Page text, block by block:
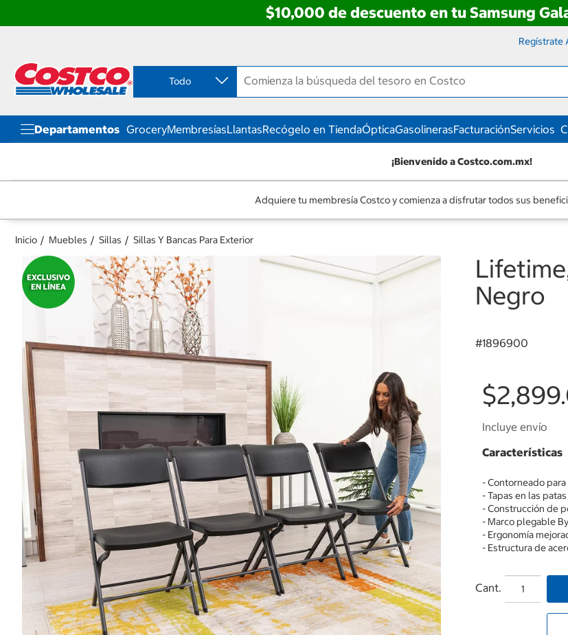
$10,000 de descuento en tu Samsung
contenido
menú
navegación
Regístrate
Todo
Departamentos GroceryMembresíasLlantasRecógelo en TiendaÓpticaGasolinerasFacturaciónServicios
¡Bienvenido a Costco.com.mx!
Adquiere tu membresía Costco y comienza a disfrutar todos sus
Inicio Muebles Sillas Sillas Y Bancas Para Exterior
Negro
#1896900
Incluye envío
Características
- Contorneado
- Tapas en las
- Construcción de
- Marco plegable
- Ergonomía
- Estructura de
Cant.